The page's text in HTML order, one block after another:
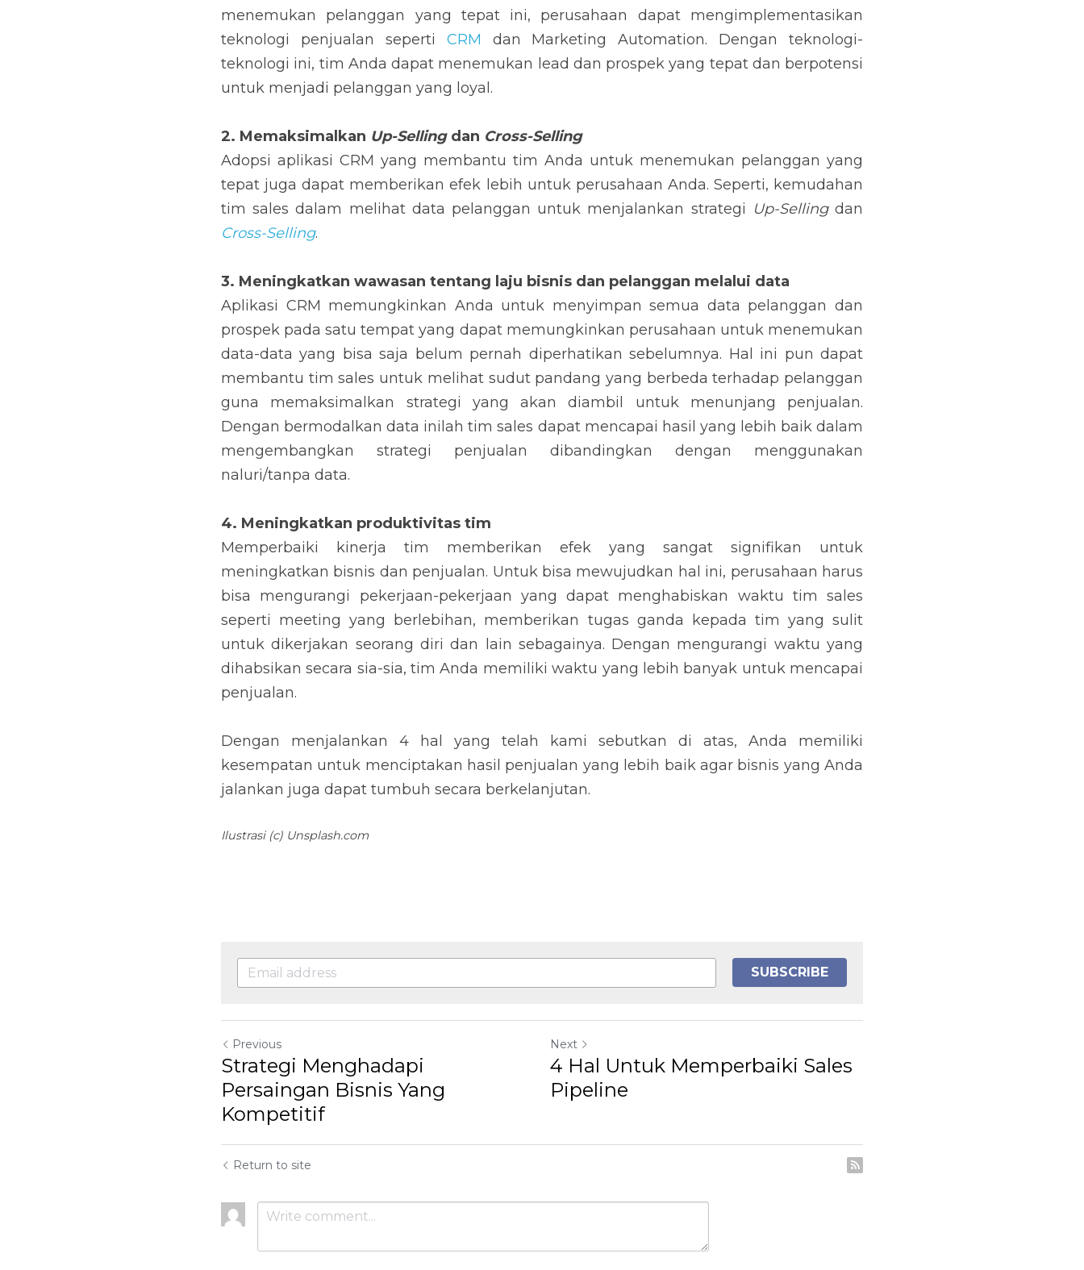
Automation. Dengan teknologi-teknologi ini, tim Anda dapat menemukan lead dan prospek yang
tepat dan berpotensi untuk menjadi pelanggan yang loyal.
2. Memaksimalkan Up-Selling dan Cross-Selling
dapat memberikan efek lebih untuk perusahaan Anda. Seperti, kemudahan tim sales dalam
melihat data pelanggan untuk menjalankan strategi Up-Selling dan Cross-Selling.
3. Meningkatkan wawasan tentang laju bisnis dan pelanggan melalui data
Aplikasi CRM memungkinkan Anda untuk menyimpan semua data pelanggan dan prospek pada
belum pernah diperhatikan sebelumnya. Hal ini pun dapat membantu tim sales untuk melihat
sudut pandang yang berbeda terhadap pelanggan guna memaksimalkan strategi yang akan
diambil untuk menunjang penjualan. Dengan bermodalkan data inilah tim sales dapat mencapai
hasil yang lebih baik dalam mengembangkan strategi penjualan dibandingkan dengan
menggunakan naluri/tanpa data.
4. Meningkatkan produktivitas tim
Memperbaiki kinerja tim memberikan efek yang sangat signifikan untuk meningkatkan bisnis dan
penjualan. Untuk bisa mewujudkan hal ini, perusahaan harus bisa mengurangi pekerjaan-
memberikan tugas ganda kepada tim yang sulit untuk dikerjakan seorang diri dan lain
sebagainya. Dengan mengurangi waktu yang dihabsikan secara sia-sia, tim Anda memiliki waktu
yang lebih banyak untuk mencapai penjualan.
Dengan menjalankan 4 hal yang telah kami sebutkan di atas, Anda memiliki kesempatan untuk
menciptakan hasil penjualan yang lebih baik agar bisnis yang Anda jalankan juga dapat tumbuh
secara berkelanjutan.
Persaingan Bisnis Yang
Kompetitif
Return to site